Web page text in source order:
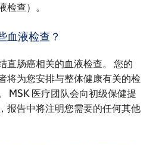
检查）。
血液检查？
直肠癌相关的血液检查。 您的
将为您安排与整体健康有关的检
MSK 医疗团队会向初级保健提
报告中将注明您需要的任何其他